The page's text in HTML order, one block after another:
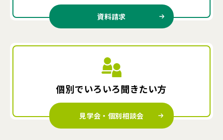
資料請求
個別でいろいろ聞きたい方
見学会・個別相談会